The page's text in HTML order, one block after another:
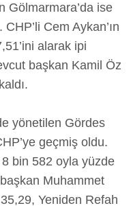
Gölmarmara’da ise
Cem Aykan’ın
alarak ipi
başkan Kamil Öz
yönetilen Gördes
geçmiş oldu.
8 bin 582 oyla yüzde
Muhammet
Yeniden Refah